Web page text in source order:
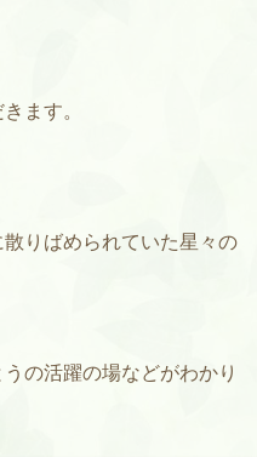
ます。
りばめられていた星々の
の活躍の場などがわかり